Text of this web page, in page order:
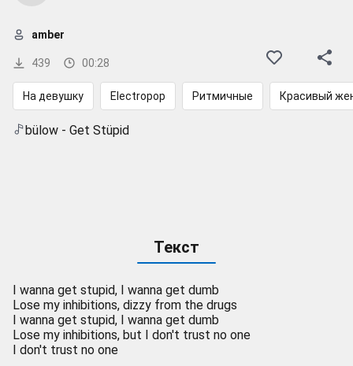
439 00:28
amber
На девушку Electropop Ритмичные Красивый
bülow - Get Stüpid
Текст
I wanna get stupid, I wanna get dumb
Lose my inhibitions, dizzy from the drugs
I wanna get stupid, I wanna get dumb
Lose my inhibitions, but I don't trust no one
I don't trust no one